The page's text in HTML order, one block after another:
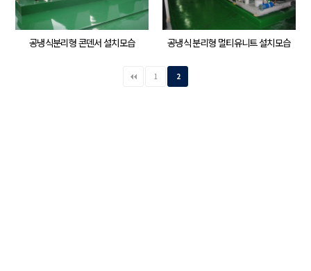
공냉식분리형 콘덴서 설치모습 공냉식 분리형 멀티유니트 설치모습
1 2